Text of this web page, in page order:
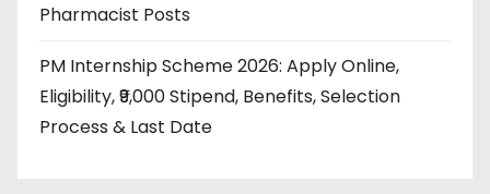
Pharmacist Posts
PM Internship Scheme 2026: Apply Online,
Eligibility, ₹9,000 Stipend, Benefits, Selection
Process & Last Date